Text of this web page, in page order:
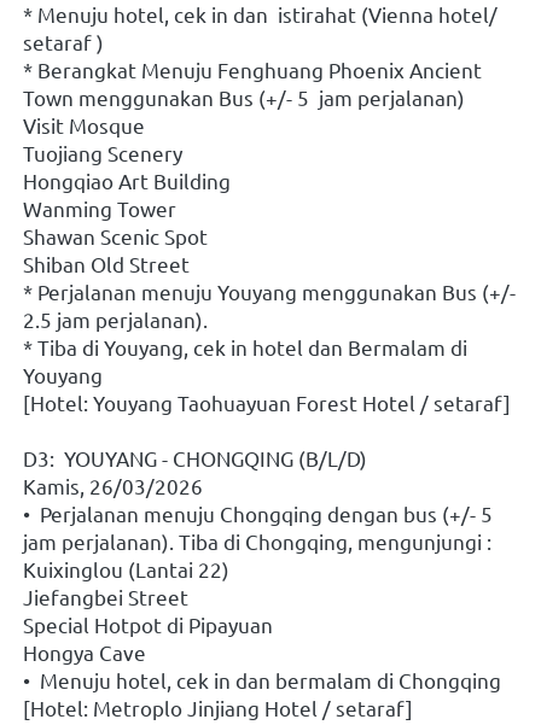
* Menuju hotel, cek in dan  istirahat (Vienna hotel/
setaraf )
* Berangkat Menuju Fenghuang Phoenix Ancient
Town menggunakan Bus (+/- 5  jam perjalanan)
Visit Mosque
Tuojiang Scenery
Hongqiao Art Building
Wanming Tower
Shawan Scenic Spot
Shiban Old Street
* Perjalanan menuju Youyang menggunakan Bus (+/-
2.5 jam perjalanan).
* Tiba di Youyang, cek in hotel dan Bermalam di
Youyang
[Hotel: Youyang Taohuayuan Forest Hotel / setaraf]
D3:  YOUYANG - CHONGQING (B/L/D)
Kamis, 26/03/2026
•  Perjalanan menuju Chongqing dengan bus (+/- 5
jam perjalanan). Tiba di Chongqing, mengunjungi :
Kuixinglou (Lantai 22)
Jiefangbei Street
Special Hotpot di Pipayuan
Hongya Cave
•  Menuju hotel, cek in dan bermalam di Chongqing
[Hotel: Metroplo Jinjiang Hotel / setaraf]